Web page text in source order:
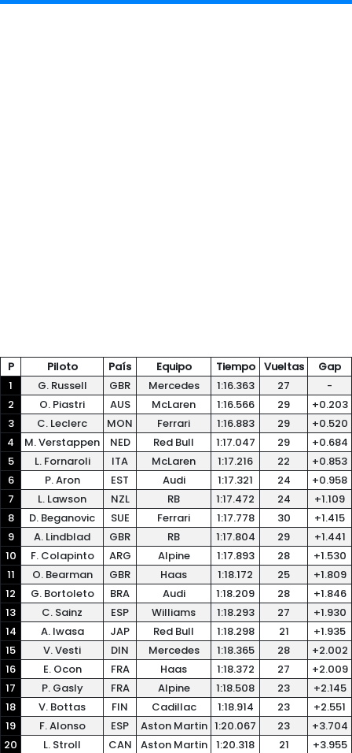
P Piloto País Equipo Tiempo Vueltas
Gap
1
G. Russell GBR Mercedes 1:16.363 27
-
2
O. Piastri AUS McLaren 1:16.566 29
+0.203
3
C. Leclerc MON Ferrari 1:16.883 29
+0.520
4
M. Verstappen NED Red Bull 1:17.047 29
+0.684
5
L. Fornaroli ITA McLaren 1:17.216 22
+0.853
6
P. Aron EST Audi 1:17.321 24
+0.958
7
L. Lawson NZL RB 1:17.472 24
+1.109
8
D. Beganovic SUE Ferrari 1:17.778 30
+1.415
9
A. Lindblad GBR RB 1:17.804 29
+1.441
10
F. Colapinto ARG Alpine 1:17.893 28
+1.530
11
O. Bearman GBR Haas 1:18.172 25
+1.809
12
G. Bortoleto BRA Audi 1:18.209 28
+1.846
13
C. Sainz ESP Williams 1:18.293 27
+1.930
14
A. Iwasa JAP Red Bull 1:18.298 21
+1.935
15
V. Vesti DIN Mercedes 1:18.365 28
+2.002
16
E. Ocon FRA Haas 1:18.372 27
+2.009
17
P. Gasly FRA Alpine 1:18.508 23
+2.145
18
V. Bottas FIN Cadillac 1:18.914 23
+2.551
19
F. Alonso ESP Aston Martin 1:20.067 23
+3.704
20
L. Stroll CAN Aston Martin 1:20.318 21
+3.955